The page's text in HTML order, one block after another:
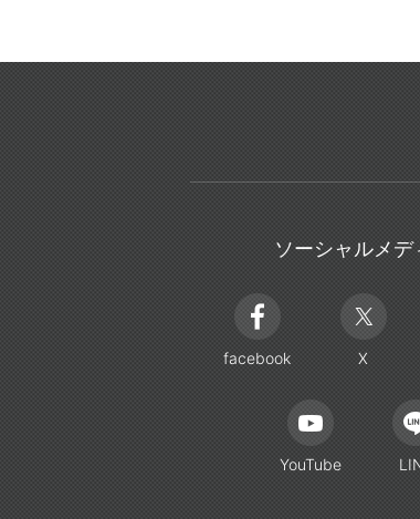
ソーシャルメデ
facebook X
YouTube